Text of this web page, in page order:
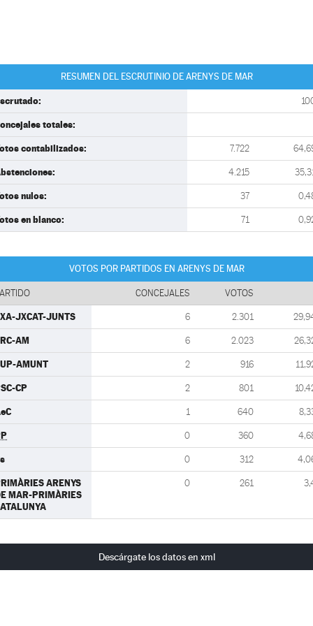
RESUMEN DEL ESCRUTINIO DE ARENYS DE MAR
totales:
contabilizados: 7.722
4.215
nulos: 37
en blanco: 71
VOTOS POR PARTIDOS EN ARENYS DE MAR
CONCEJALES VOTOS
JXCAT-JUNTS 6 2.301
AM 6 2.023
AMUNT 2 916
CP 2 801
1 640
0 360
0 312
ARENYS
MAR-PRIMÀRIES
0 261
Descárgate los datos en xml